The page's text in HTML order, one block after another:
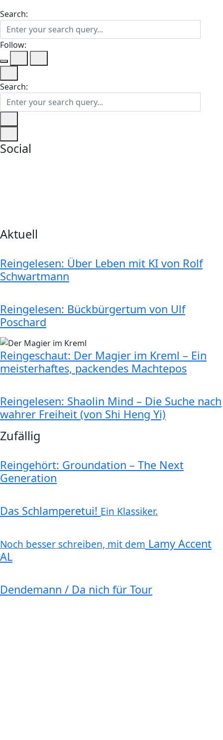
Search:
Follow:
Search:
Social
Aktuell
Reingelesen: Über Leben mit KI von Rolf
Schwartmann
Reingelesen: Bückbürgertum von Ulf
Poschard
Reingeschaut: Der Magier im Kreml – Ein
meisterhaftes, packendes Machtepos
Reingelesen: Shaolin Mind – Die Suche nach
wahrer Freiheit (von Shi Heng Yi)
Zufällig
Reingehört: Groundation – The Next
Generation
Das Schlamperetui! Ein Klassiker.
Noch besser schreiben, mit dem Lamy Accent
AL
Dendemann / Da nich für Tour